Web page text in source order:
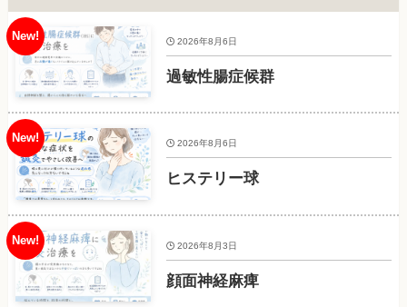
過敏性腸症候群
2026年8月6日
ヒステリー球
2026年8月6日
顔面神経麻痺
2026年8月3日